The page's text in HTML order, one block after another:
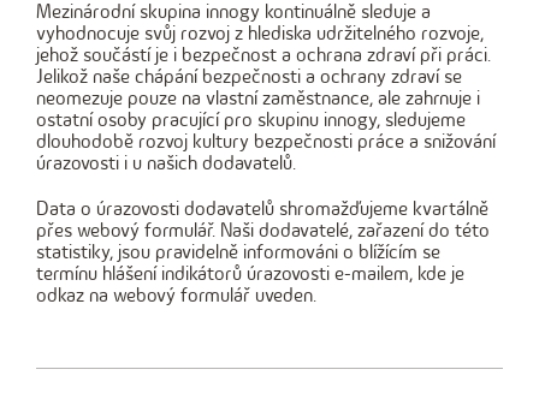
Mezinárodní skupina innogy kontinuálně sleduje a
vyhodnocuje svůj rozvoj z hlediska udržitelného rozvoje,
jehož součástí je i bezpečnost a ochrana zdraví při práci.
Jelikož naše chápání bezpečnosti a ochrany zdraví se
neomezuje pouze na vlastní zaměstnance, ale zahrnuje i
ostatní osoby pracující pro skupinu innogy, sledujeme
dlouhodobě rozvoj kultury bezpečnosti práce a snižování
úrazovosti i u našich dodavatelů.
Data o úrazovosti dodavatelů shromažďujeme kvartálně
přes webový formulář. Naši dodavatelé, zařazení do této
statistiky, jsou pravidelně informováni o blížícím se
termínu hlášení indikátorů úrazovosti e-mailem, kde je
odkaz na webový formulář uveden.